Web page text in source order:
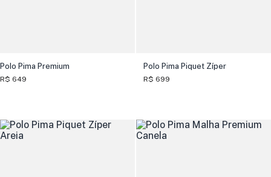
Polo Pima Premium
R$ 649
Polo Pima Piquet Zíper
R$ 699